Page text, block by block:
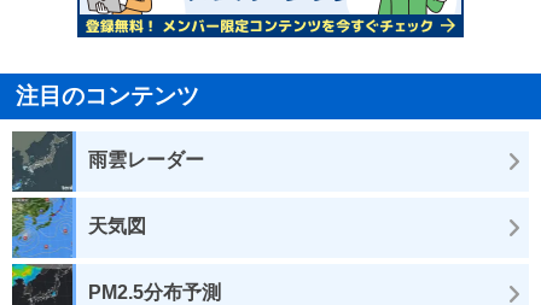
注目のコンテンツ
雨雲レーダー
天気図
PM2.5分布予測